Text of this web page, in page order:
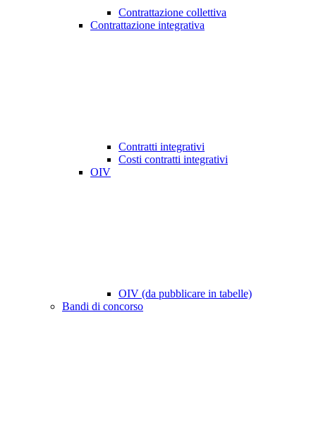
Contrattazione collettiva
Contrattazione integrativa
Contratti integrativi
Costi contratti integrativi
OIV
OIV (da pubblicare in tabelle)
Bandi di concorso